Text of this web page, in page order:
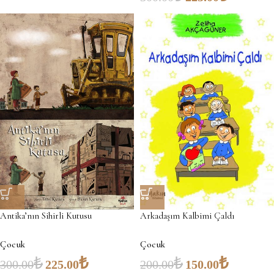
Antika’nın Sihirli Kutusu
Çocuk
300.00₺225.00₺
Arkadaşım Kalbimi Çaldı
Çocuk
200.00₺ 150.00₺